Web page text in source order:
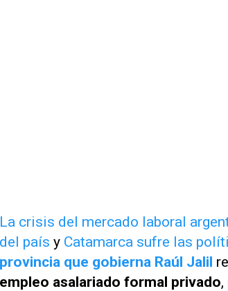
La crisis del mercado laboral
del país y Catamarca sufre las
provincia que gobierna Raúl Jalil
empleo asalariado formal privado